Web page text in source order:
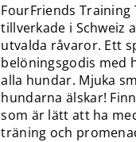
FourFriends Training
tillverkade i Schweiz
utvalda råvaror. Ett
belöningsgodis med
alla hundar. Mjuka
hundarna älskar!
som är lätt att ha
träning och